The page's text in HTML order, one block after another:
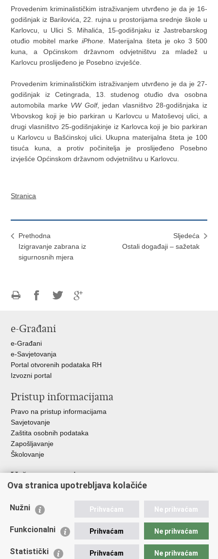
Provedenim kriminalističkim istraživanjem utvrđeno je da je 16-
godišnjak iz Barilovića, 22. rujna u prostorijama srednje škole u
Karlovcu, u Ulici S. Mihalića, 15-godišnjaku iz Jastrebarskog
otuđio mobitel markeiPhone. Materijalna šteta je oko 3 500
kuna, a Općinskom državnom odvjetništvu za mladež u
Karlovcu proslijeđeno je Posebno izvješće.
Provedenim kriminalističkim istraživanjem utvrđeno je da je 27-
godišnjak iz Cetingrada, 13. studenog otuđio dva osobna
automobila marke VW Golf, jedan vlasništvo 28-godišnjaka iz
Vrbovskog koji je bio parkiran u Karlovcu u Matoševoj ulici, a
drugi vlasništvo 25-godišnjakinje iz Karlovca koji je bio parkiran
u Karlovcu u Bašćinskoj ulici. Ukupna materijalna šteta je 100
tisuća kuna, a protiv počinitelja je proslijeđeno Posebno
izvješće Općinskom državnom odvjetništvu u Karlovcu.
Stranica
Prethodna
Izigravanje zabrana iz
sigurnosnih mjera
Sljedeća
Ostali događaji – sažetak
FacebookuTwitteru
e-Građani
e-Građani
e-Savjetovanja
Portal otvorenih podataka RH
Izvozni portal
Pristup informacijama
Pravo na pristup informacijama
Savjetovanje
Zaštita osobnih podataka
Zapošljavanje
Školovanje
Važne poveznice
Ministarstvo unutarnjih poslova
Udruge
Policijska akademija
Zaklada policijske solidarnosti
Ova stranica upotrebljava kolačiće
Nužni Prihvaćam Ne prihvaćam
Funkcionalni Prihvaćam Ne prihvaćam
Statistički Prihvaćam Ne prihvaćam